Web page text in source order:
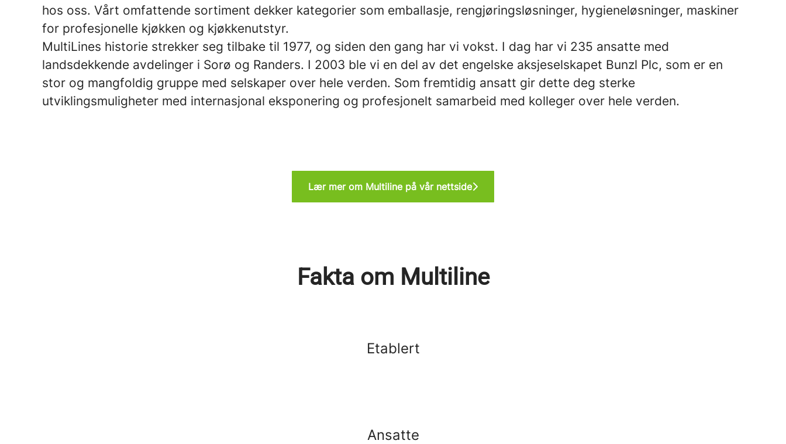
hos oss. Vårt omfattende sortiment dekker kategorier som emballasje, rengjøringsløsninger, hygieneløsninger, maskiner
for profesjonelle kjøkken og kjøkkenutstyr.
MultiLines historie strekker seg tilbake til 1977, og siden den gang har vi vokst. I dag har vi 235 ansatte med
landsdekkende avdelinger i Sorø og Randers. I 2003 ble vi en del av det engelske aksjeselskapet Bunzl Plc, som er en
stor og mangfoldig gruppe med selskaper over hele verden. Som fremtidig ansatt gir dette deg sterke
utviklingsmuligheter med internasjonal eksponering og profesjonelt samarbeid med kolleger over hele verden.
Lær mer om Multiline på vår nettside
Fakta om Multiline
Etablert
Ansatte